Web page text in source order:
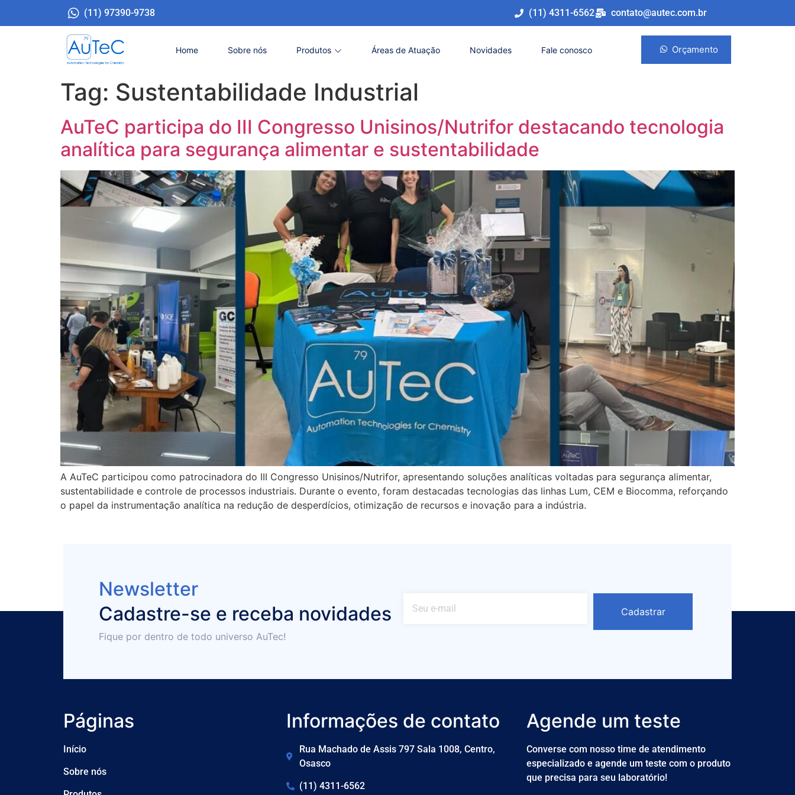
(11) 97390-9738 (11) 4311-6562 contato@autec.com.br
Home Sobre nós Produtos Áreas de Atuação Novidades Fale conosco Orçamento
Tag: Sustentabilidade Industrial
AuTeC participa do III Congresso Unisinos/Nutrifor destacando tecnologia
analítica para segurança alimentar e sustentabilidade
A AuTeC participou como patrocinadora do III Congresso Unisinos/Nutrifor, apresentando soluções analíticas voltadas para segurança alimentar,
sustentabilidade e controle de processos industriais. Durante o evento, foram destacadas tecnologias das linhas Lum, CEM e Biocomma, reforçando
o papel da instrumentação analítica na redução de desperdícios, otimização de recursos e inovação para a indústria.
Newsletter
Cadastre-se e receba novidades
Fique por dentro de todo universo AuTec!
Cadastrar
Páginas
Início
Sobre nós
Informações de contato
Rua Machado de Assis 797 Sala 1008, Centro,
Osasco
(11) 4311-6562
Agende um teste
Converse com nosso time de atendimento
especializado e agende um teste com o produto
que precisa para seu laboratório!